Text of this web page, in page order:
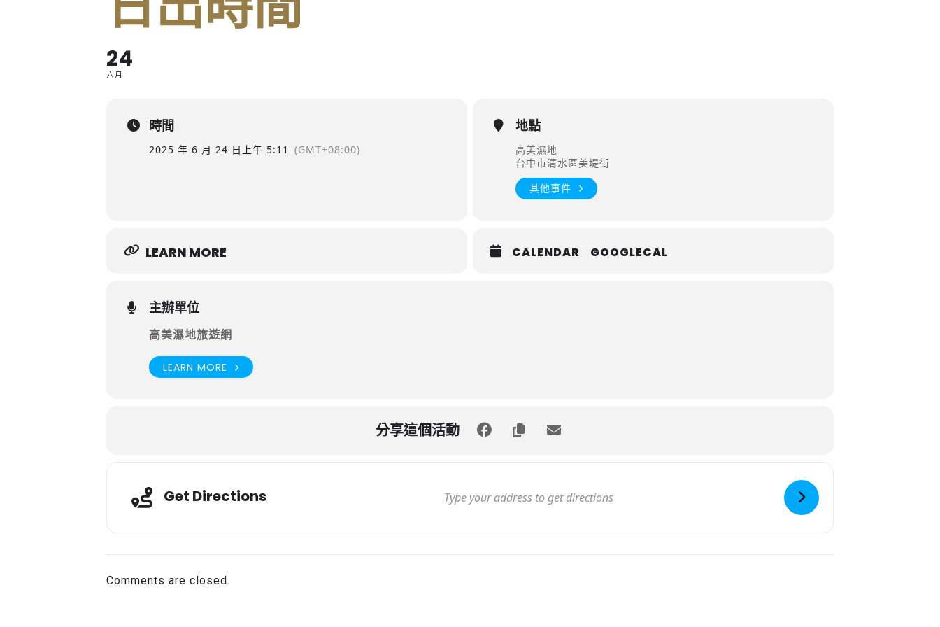
24
六月
時間
2025 年 6 月 24 日 上午 5:11 (GMT+08:00)
地點
高美濕地
台中市清水區美堤街
其他事件
LEARN MORE CALENDAR GOOGLECAL
主辦單位
高美濕地旅遊網
LEARN MORE
分享這個活動
Get Directions
Comments are closed.